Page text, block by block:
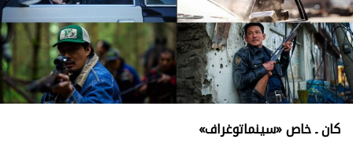
كان ـ خاص «سينماتوغراف»